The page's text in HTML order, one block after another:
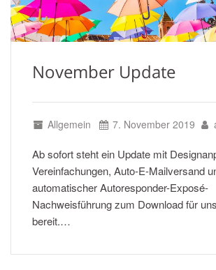
November Update
Allgemein 7. November 2019
Ab sofort steht ein Update mit
Vereinfachungen, Auto-E-Mailversand
automatischer Autoresponder-Exposé-
Nachweisführung zum Download für
bereit.…